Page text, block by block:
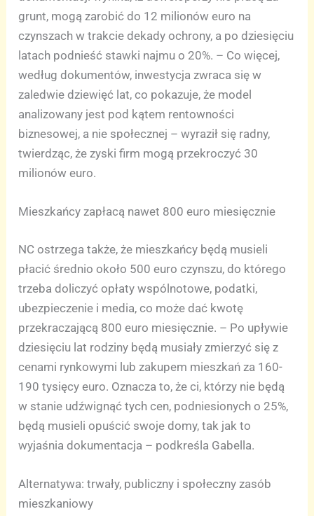
grunt, mogą zarobić do 12 milionów euro na
czynszach w trakcie dekady ochrony, a po dziesięciu
latach podnieść stawki najmu o 20%. – Co więcej,
według dokumentów, inwestycja zwraca się w
zaledwie dziewięć lat, co pokazuje, że model
analizowany jest pod kątem rentowności
biznesowej, a nie społecznej – wyraził się radny,
twierdząc, że zyski firm mogą przekroczyć 30
milionów euro.
Mieszkańcy zapłacą nawet 800 euro miesięcznie
NC ostrzega także, że mieszkańcy będą musieli
płacić średnio około 500 euro czynszu, do którego
trzeba doliczyć opłaty wspólnotowe, podatki,
ubezpieczenie i media, co może dać kwotę
przekraczającą 800 euro miesięcznie. – Po upływie
dziesięciu lat rodziny będą musiały zmierzyć się z
cenami rynkowymi lub zakupem mieszkań za 160-
190 tysięcy euro. Oznacza to, że ci, którzy nie będą
w stanie udźwignąć tych cen, podniesionych o 25%,
będą musieli opuścić swoje domy, tak jak to
wyjaśnia dokumentacja – podkreśla Gabella.
Alternatywa: trwały, publiczny i społeczny zasób
mieszkaniowy